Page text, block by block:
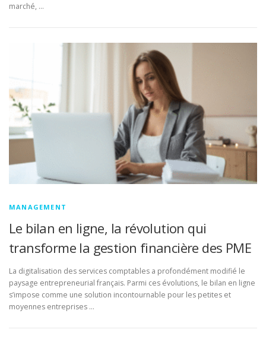
marché, …
MANAGEMENT
Le bilan en ligne, la révolution qui
transforme la gestion financière des PME
La digitalisation des services comptables a profondément modifié le
paysage entrepreneurial français. Parmi ces évolutions, le bilan en ligne
s’impose comme une solution incontournable pour les petites et
moyennes entreprises …